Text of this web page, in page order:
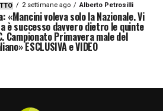
2 settimane ago Alberto Petrosilli
«Mancini voleva solo la Nazionale. Vi
è successo davvero dietro le quinte
Campionato Primavera male del
ESCLUSIVA e VIDEO